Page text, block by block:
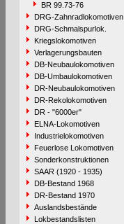
BR 99.73-76
DRG-Zahnradlokomotiven
DRG-Schmalspurlok.
Kriegslokomotiven
Verlagerungsbauten
DB-Neubaulokomotiven
DB-Umbaulokomotiven
DR-Neubaulokomotiven
DR-Rekolokomotiven
DR - "6000er"
ELNA-Lokomotiven
Industrielokomotiven
Feuerlose Lokomotiven
Sonderkonstruktionen
SAAR (1920 - 1935)
DB-Bestand 1968
DR-Bestand 1970
Auslandsbestände
Lokbestandslisten